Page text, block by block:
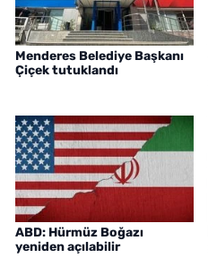
Menderes Belediye Başkanı
Çiçek tutuklandı
ABD: Hürmüz Boğazı
yeniden açılabilir